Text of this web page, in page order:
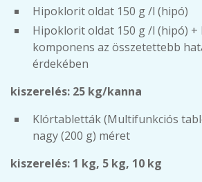
Hipoklorit oldat 150 g /l (hipó)
Hipoklorit oldat 150 g /l (hipó) +
komponens az összetettebb
érdekében
kiszerelés: 25 kg/kanna
Klórtabletták (Multifunkciós
nagy (200 g) méret
kiszerelés: 1 kg, 5 kg, 10 kg